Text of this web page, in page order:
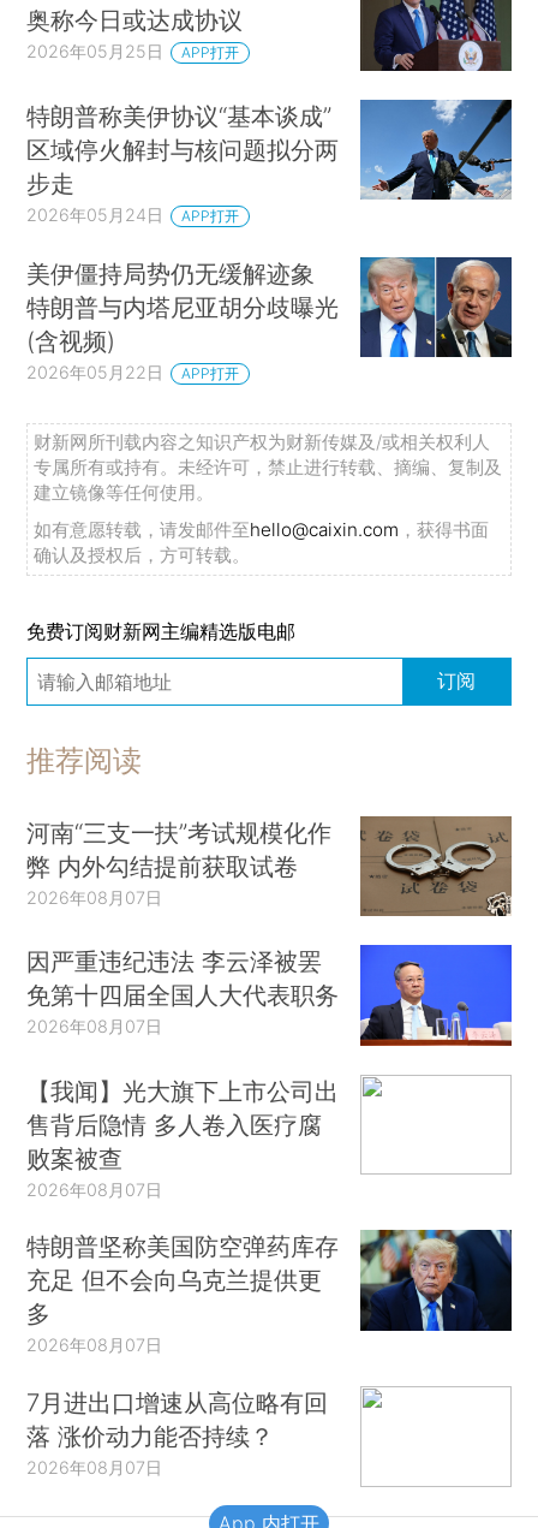
奥称今日或达成协议
2026年05月25日 APP打开
特朗普称美伊协议“基本谈成”
区域停火解封与核问题拟分两
步走
2026年05月24日 APP打开
美伊僵持局势仍无缓解迹象
特朗普与内塔尼亚胡分歧曝光
(含视频)
2026年05月22日 APP打开
财新网所刊载内容之知识产权为财新传媒及/或相关权利人
专属所有或持有。未经许可，禁止进行转载、摘编、复制及
建立镜像等任何使用。
如有意愿转载，请发邮件至hello@caixin.com ，获得书面
确认及授权后，方可转载。
免费订阅财新网主编精选版电邮
订阅
推荐阅读
河南“三支一扶”考试规模化作
弊 内外勾结提前获取试卷
2026年08月07日
因严重违纪违法 李云泽被罢
免第十四届全国人大代表职务
2026年08月07日
【我闻】光大旗下上市公司出
售背后隐情 多人卷入医疗腐
败案被查
2026年08月07日
特朗普坚称美国防空弹药库存
充足 但不会向乌克兰提供更
多
2026年08月07日
7月进出口增速从高位略有回
落 涨价动力能否持续？
2026年08月07日
App 内打开